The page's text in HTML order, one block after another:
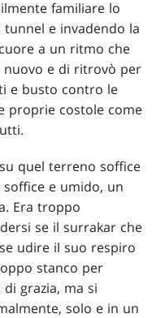
familiare lo
e invadendo la
a un ritmo che
nuovo e di ritrovò per
e busto contro le
proprie costole come
quel terreno soffice
e umido, un
Era troppo
se il surrakar che
udire il suo respiro
stanco per
grazia, ma si
solo e in un